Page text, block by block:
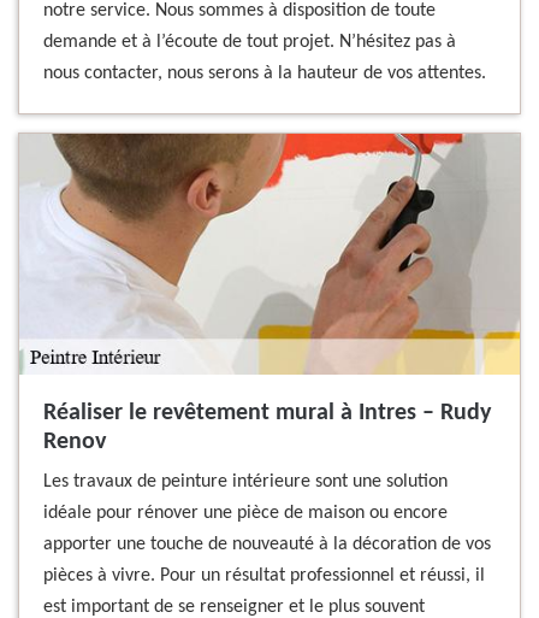
notre service. Nous sommes à disposition de toute
demande et à l’écoute de tout projet. N’hésitez pas à
nous contacter, nous serons à la hauteur de vos attentes.
Réaliser le revêtement mural à Intres – Rudy
Renov
Les travaux de peinture intérieure sont une solution
idéale pour rénover une pièce de maison ou encore
apporter une touche de nouveauté à la décoration de vos
pièces à vivre. Pour un résultat professionnel et réussi, il
est important de se renseigner et le plus souvent